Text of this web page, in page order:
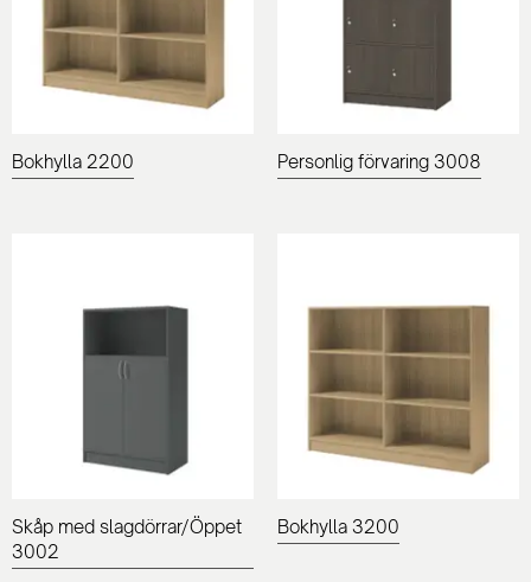
Bokhylla 2200 Personlig förvaring 3008
Skåp med slagdörrar/Öppet
3002
Bokhylla 3200